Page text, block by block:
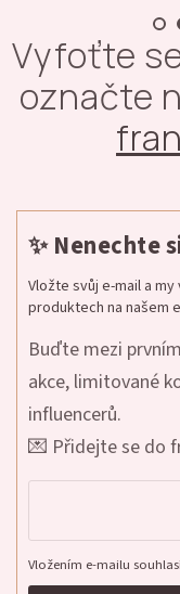
Vyfoťte
označte
✨ Nenechte
Vložte svůj e-mail a
produktech na našem
Buďte mezi
akce, limitované
influencerů.
💌 Přidejte se do
Vložením e-mailu